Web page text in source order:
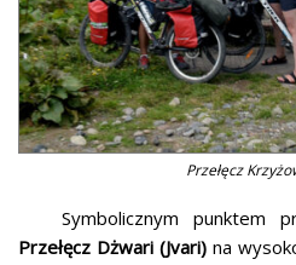
Przełęcz
Symbolicznym punktem
Przełęcz Dżwari (Jvari)na